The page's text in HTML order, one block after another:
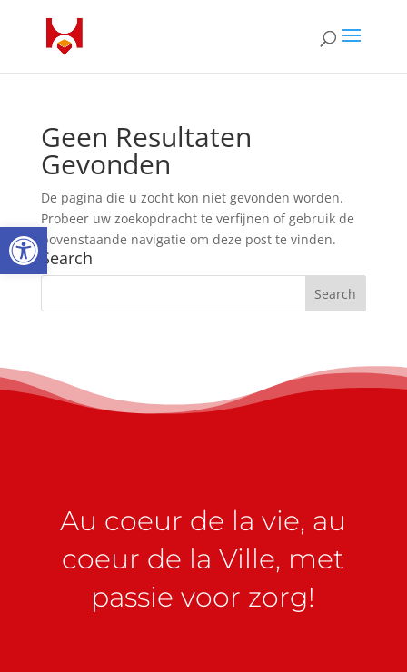
Open toolbar
Geen Resultaten
Gevonden
De pagina die u zocht kon niet gevonden worden.
Probeer uw zoekopdracht te verfijnen of gebruik de
bovenstaande navigatie om deze post te vinden.
Search
Au coeur de la vie, au
coeur de la Ville, met
passie voor zorg!